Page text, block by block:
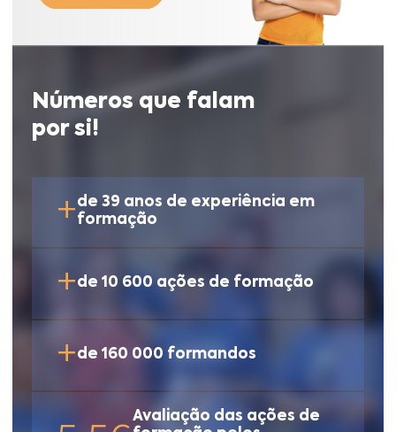
Números que falam
por si!
+de 39 anos de experiência em
formação
+de 10 600 ações de formação
+de 160 000 formandos
Avaliação das ações de